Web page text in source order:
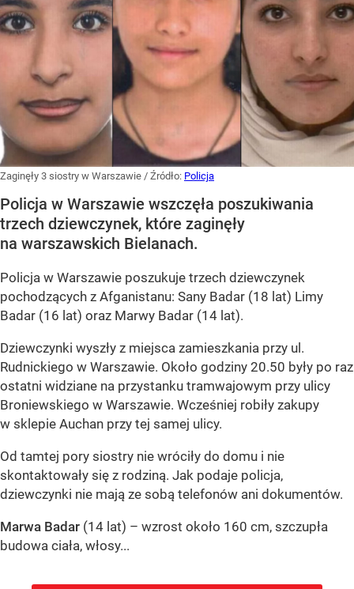
Zaginęły 3 siostry w Warszawie / Źródło: Policja
Policja w Warszawie wszczęła poszukiwania
trzech dziewczynek, które zaginęły
na warszawskich Bielanach.
Policja w Warszawie poszukuje trzech dziewczynek
pochodzących z Afganistanu: Sany Badar (18 lat) Limy
Badar (16 lat) oraz Marwy Badar (14 lat).
Dziewczynki wyszły z miejsca zamieszkania przy ul.
Rudnickiego w Warszawie. Około godziny 20.50 były po raz
ostatni widziane na przystanku tramwajowym przy ulicy
Broniewskiego w Warszawie. Wcześniej robiły zakupy
w sklepie Auchan przy tej samej ulicy.
Od tamtej pory siostry nie wróciły do domu i nie
skontaktowały się z rodziną. Jak podaje policja,
dziewczynki nie mają ze sobą telefonów ani dokumentów.
Marwa Badar (14 lat) – wzrost około 160 cm, szczupła
budowa ciała, włosy...